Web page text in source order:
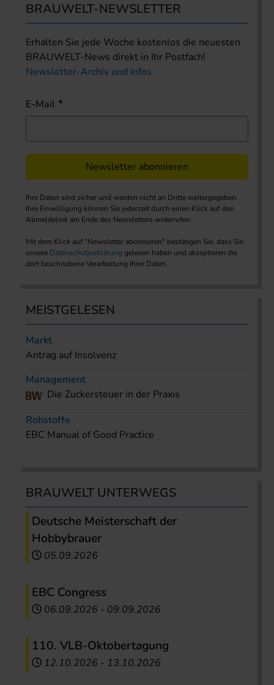
BRAUWELT-NEWSLETTER
Erhalten Sie jede Woche kostenlos die neuesten
BRAUWELT-News direkt in Ihr Postfach!
Newsletter-Archiv und Infos
E-Mail
Newsletter abonnieren
Ihre Daten sind sicher und werden nicht an Dritte weitergegeben.
Ihre Einwilligung können Sie jederzeit durch einen Klick auf den
Abmeldelink am Ende des Newsletters widerrufen.
Mit dem Klick auf "Newsletter abonnieren" bestätigen Sie, dass Sie
unsere Datenschutzerklärung gelesen haben und akzeptieren die
dort beschriebene Verarbeitung Ihrer Daten.
MEISTGELESEN
Markt
Antrag auf Insolvenz
Management
Die Zuckersteuer in der Praxis
Rohstoffe
EBC Manual of Good Practice
BRAUWELT UNTERWEGS
Deutsche Meisterschaft der
Hobbybrauer
05.09.2026
EBC Congress
06.09.2026 - 09.09.2026
110. VLB-Oktobertagung
12.10.2026 - 13.10.2026